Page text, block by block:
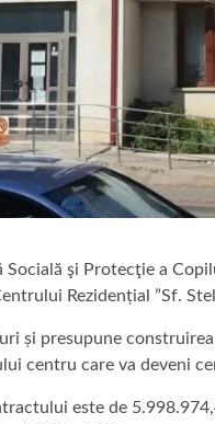
Socială şi Protecţie a
Rezidențial ”Sf.
și presupune
centru care va deveni
este de